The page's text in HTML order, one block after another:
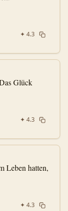
✦ 4.3
Glück
✦ 4.3
Leben hatten,
✦ 4.3